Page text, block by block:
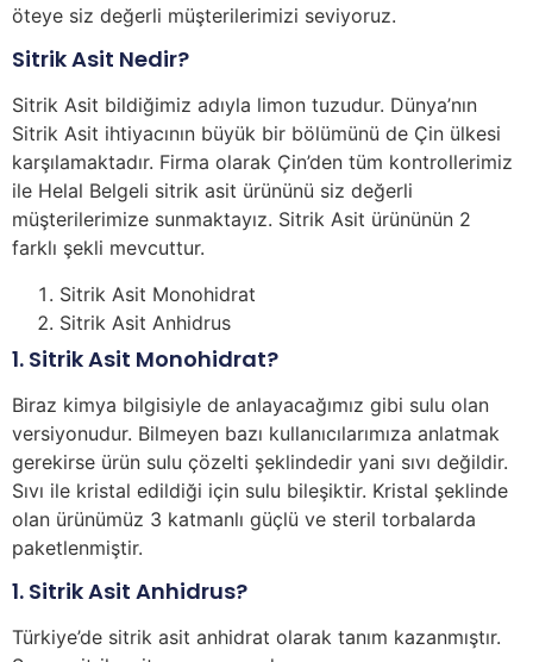
öteye siz değerli müşterilerimizi seviyoruz.
Sitrik Asit Nedir?
Sitrik Asit bildiğimiz adıyla limon tuzudur. Dünya’nın
Sitrik Asit ihtiyacının büyük bir bölümünü de Çin ülkesi
karşılamaktadır. Firma olarak Çin’den tüm kontrollerimiz
ile Helal Belgeli sitrik asit ürününü siz değerli
müşterilerimize sunmaktayız. Sitrik Asit ürününün 2
farklı şekli mevcuttur.
Sitrik Asit Monohidrat
Sitrik Asit Anhidrus
1. Sitrik Asit Monohidrat?
Biraz kimya bilgisiyle de anlayacağımız gibi sulu olan
versiyonudur. Bilmeyen bazı kullanıcılarımıza anlatmak
gerekirse ürün sulu çözelti şeklindedir yani sıvı değildir.
Sıvı ile kristal edildiği için sulu bileşiktir. Kristal şeklinde
olan ürünümüz 3 katmanlı güçlü ve steril torbalarda
paketlenmiştir.
1. Sitrik Asit Anhidrus?
Türkiye’de sitrik asit anhidrat olarak tanım kazanmıştır.